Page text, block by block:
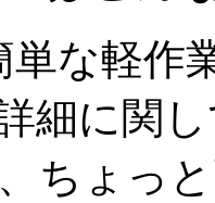
単な軽作
細に関
ちょっ